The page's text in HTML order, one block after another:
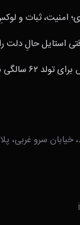
امنیت، ثبات و
استایل حالِ
نیتا آمبانی
سرو غربی، پلاک